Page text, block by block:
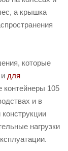
а крышка
которые
для
контейнеры 105
и в
нагрузки